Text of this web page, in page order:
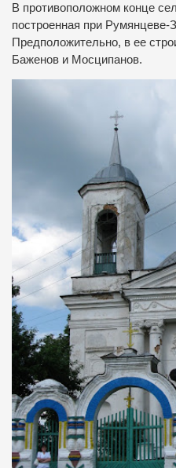
В противоположном конце
построенная при Румянцеве-
Предположительно, в ее
Баженов и Мосципанов.